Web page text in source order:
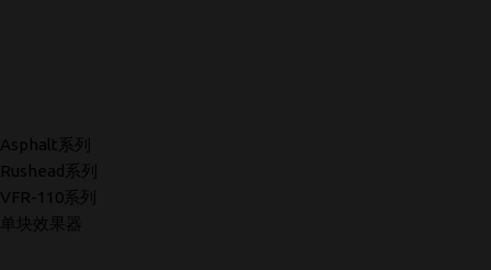
Asphalt系列
Rushead系列
VFR-110系列
单块效果器